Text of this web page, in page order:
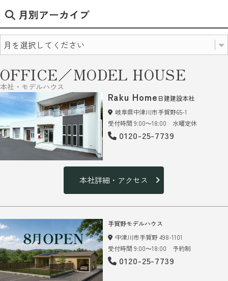
月別アーカイブ
OFFICE／MODEL HOUSE
本社・モデルハウス
Raku Home 日建建設本社
岐阜県中津川市手賀野65-1
受付時間 9:00～18:00 水曜定休
0120-25-7739
本社詳細・アクセス
手賀野モデルハウス
中津川市手賀野 498-1101
受付時間 9:00～18:00 予約制
0120-25-7739